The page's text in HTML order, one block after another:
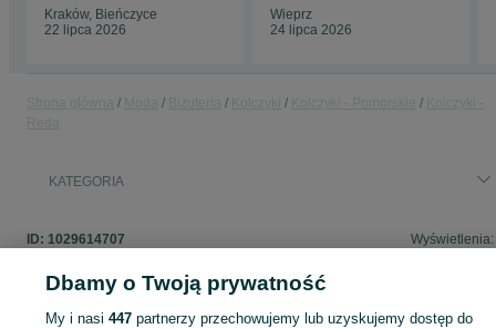
Kraków, Bieńczyce
22 lipca 2026
Wieprz
24 lipca 2026
KATEGORIA
ID: 1029614707 Wyświetlenia:
Dbamy o Twoją prywatność
My i nasi447 partnerzy przechowujemy lub uzyskujemy dostęp do